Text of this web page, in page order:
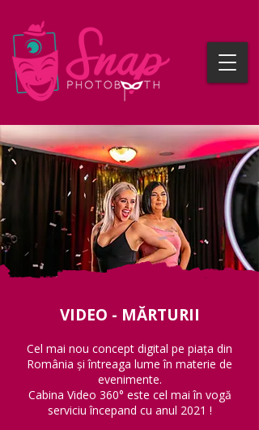
VIDEO - MĂRTURII
Cel mai nou concept digital pe piața din
România și întreaga lume în materie de
evenimente.
Cabina Video 360° este cel mai în vogă
serviciu începand cu anul 2021 !